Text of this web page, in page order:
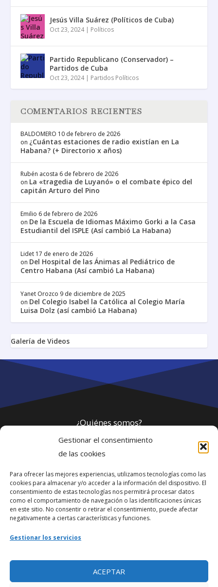
Gestionar el consentimiento
de las cookies
Para ofrecer las mejores experiencias, utilizamos tecnologías como las
cookies para almacenar y/o acceder a la información del dispositivo. El
consentimiento de estas tecnologías nos permitirá procesar datos
como el comportamiento de navegación o las identificaciones únicas
en este sitio. No consentir o retirar el consentimiento, puede afectar
negativamente a ciertas características y funciones.
Gestionar los servicios
ACEPTAR
Jesús Villa Suárez (Políticos de Cuba)
Oct 23, 2024| Políticos
Partido Republicano (Conservador) –
Partidos de Cuba
Oct 23, 2024| Partidos Políticos
COMENTARIOS RECIENTES
BALDOMERO 10 de febrero de 2026
on ¿Cuántas estaciones de radio existían en La
Habana? (+ Directorio x años)
Rubén acosta 6 de febrero de 2026
on La «tragedia de Luyanó» o el combate épico del
capitán Arturo del Pino
Emilio 6 de febrero de 2026
on De la Escuela de Idiomas Máximo Gorki a la Casa
Estudiantil del ISPLE (Así cambió La Habana)
Lidet 17 de enero de 2026
on Del Hospital de las Ánimas al Pediátrico de
Centro Habana (Así cambió La Habana)
Yanet Orozco 9 de diciembre de 2025
on Del Colegio Isabel la Católica al Colegio María
Luisa Dolz (así cambió La Habana)
Galería de Videos
¿Quiénes somos?
Política de privacidad
Webmaster
soporte@fotosdlahabana.com
Nuestro e-mail:
Ir al grupo de Facebook